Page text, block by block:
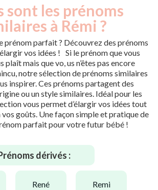
sont les prénoms
à Rémi ?
prénom parfait ? Découvrez des prénoms
vos idées ! Si le prénom que vous
plaît mais que vo, us n’êtes pas encore
notre sélection de prénoms similaires
inspirer. Ces prénoms partagent des
ou un style similaires. Idéal pour les
vous permet d’élargir vos idées tout
goûts. Une façon simple et pratique de
parfait pour votre futur bébé !
dérivés :
rené remi